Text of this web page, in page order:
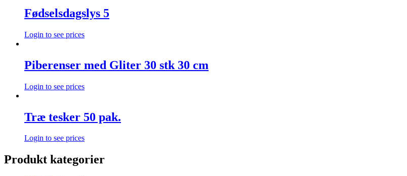
Fødselsdagslys 5
Login to see prices
Piberenser med Gliter 30 stk 30 cm
Login to see prices
Træ tesker 50 pak.
Login to see prices
Produkt kategorier